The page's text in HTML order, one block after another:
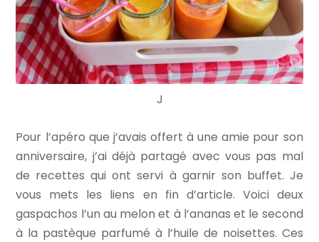
J
Pour l’apéro que j’avais offert à une amie pour son
anniversaire, j’ai déjà partagé avec vous pas mal
de recettes qui ont servi à garnir son buffet. Je
vous mets les liens en fin d’article. Voici deux
gaspachos l’un au melon et à l’ananas et le second
à la pastèque parfumé à l’huile de noisettes. Ces